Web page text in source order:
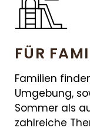
FÜR
Familien
Umgebung,
Sommer als
zahlreiche